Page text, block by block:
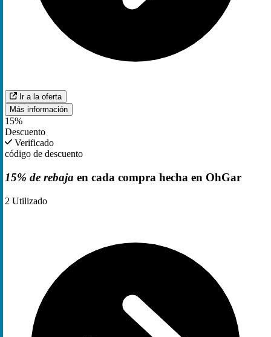
Ir a la oferta
Más información
15%
Descuento
Verificado
código de descuento
15% de rebaja en cada compra hecha en OhGar
2 Utilizado